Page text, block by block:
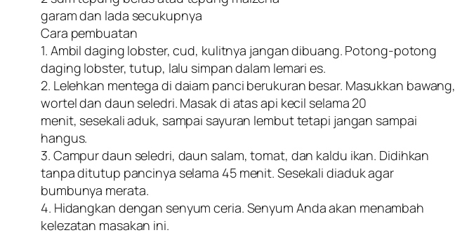
garam dan lada secukupnya
Cara pembuatan
1. Ambil daging lobster, cud, kulitnya jangan dibuang. Potong-potong
daging lobster, tutup, lalu simpan dalam lemari es.
2. Lelehkan mentega di daiam panci berukuran besar. Masukkan bawang,
wortel dan daun seledri. Masak di atas api kecil selama 20
menit, sesekali aduk, sampai sayuran lembut tetapi jangan sampai
hangus.
3. Campur daun seledri, daun salam, tomat, dan kaldu ikan. Didihkan
tanpa ditutup pancinya selama 45 menit. Sesekali diaduk agar
bumbunya merata.
4. Hidangkan dengan senyum ceria. Senyum Anda akan menambah
kelezatan masakan ini.